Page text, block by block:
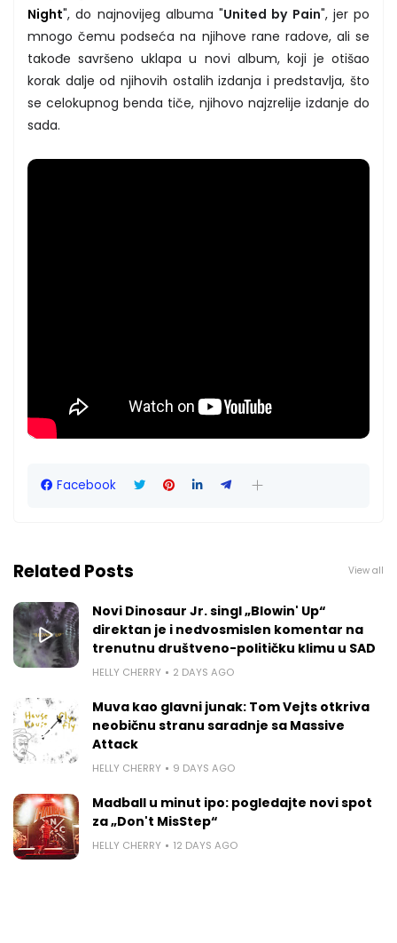
Night", do najnovijeg albuma "United by Pain", jer po
mnogo čemu podseća na njihove rane radove, ali se
takođe savršeno uklapa u novi album, koji je otišao
korak dalje od njihovih ostalih izdanja i predstavlja, što
se celokupnog benda tiče, njihovo najzrelije izdanje do
sada.
Facebook
Related Posts View all
Novi Dinosaur Jr. singl „Blowin' Up“
direktan je i nedvosmislen komentar na
trenutnu društveno-političku klimu u SAD
HELLY CHERRY 2 DAYS AGO
Muva kao glavni junak: Tom Vejts otkriva
neobičnu stranu saradnje sa Massive
Attack
HELLY CHERRY 9 DAYS AGO
Madball u minut ipo: pogledajte novi spot
za „Don't MisStep“
HELLY CHERRY 12 DAYS AGO